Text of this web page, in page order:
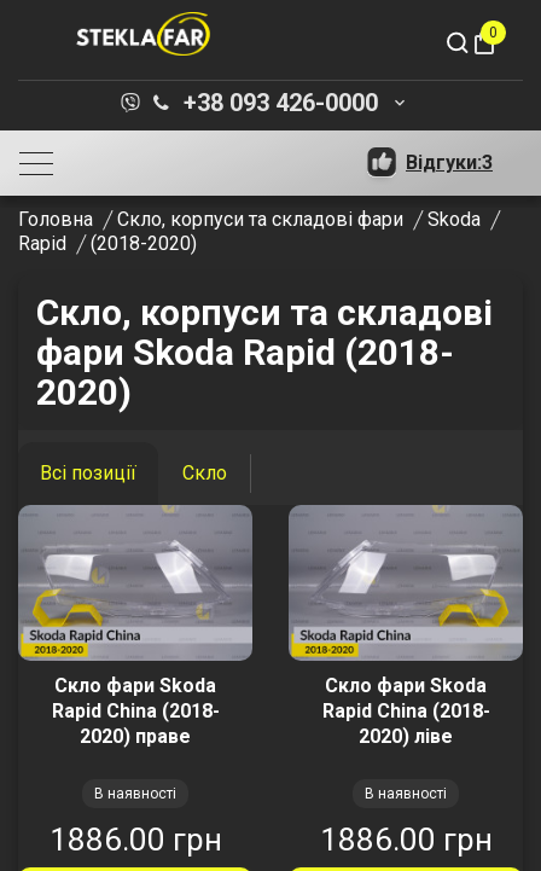
shopping_bag
0
+38 093 426-0000 keyboard_arrow_down
Відгуки:3
Головна Скло, корпуси та складові фари
Skoda
Rapid
(2018-2020)
Скло, корпуси та складові
фари Skoda Rapid (2018-
2020)
Всі позиції Скло
Скло фари Skoda
Rapid China (2018-
2020) праве
В наявності
1886.00 грн
Скло фари Skoda
Rapid China (2018-
2020) ліве
В наявності
1886.00 грн